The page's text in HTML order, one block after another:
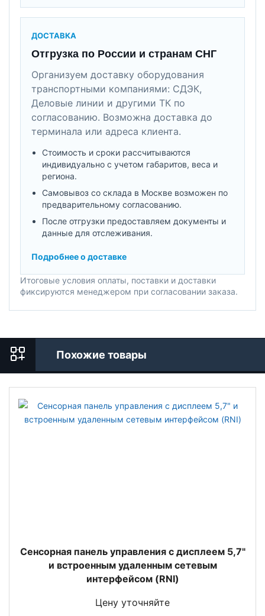
ДОСТАВКА
Отгрузка по России и странам СНГ
Организуем доставку оборудования
транспортными компаниями: СДЭК,
Деловые линии и другими ТК по
согласованию. Возможна доставка до
терминала или адреса клиента.
Стоимость и сроки рассчитываются
индивидуально с учетом габаритов, веса и
региона.
Самовывоз со склада в Москве возможен по
предварительному согласованию.
После отгрузки предоставляем документы и
данные для отслеживания.
Подробнее о доставке
Итоговые условия оплаты, поставки и доставки
фиксируются менеджером при согласовании заказа.
Похожие товары
Сенсорная панель управления с дисплеем 5,7"
и встроенным удаленным сетевым
интерфейсом (RNI)
Цену уточняйте